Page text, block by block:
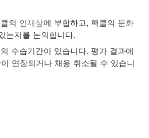
의 인재상에 부합하고, 핵클의 문화
는지를 논의합니다.
수습기간이 있습니다. 평가 결과에
연장되거나 채용 취소될 수 있습니